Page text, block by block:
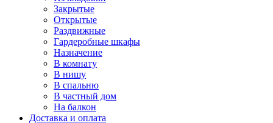
Закрытые
Открытые
Раздвижные
Гардеробные шкафы
Назначение
В комнату
В нишу
В спальню
В частный дом
На балкон
Доставка и оплата